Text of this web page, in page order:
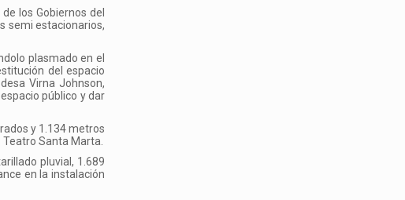
los Gobiernos del
semi estacionarios,
plasmado en el
del espacio
Virna Johnson,
público y dar
y 1.134 metros
Santa Marta.
pluvial, 1.689
en la instalación